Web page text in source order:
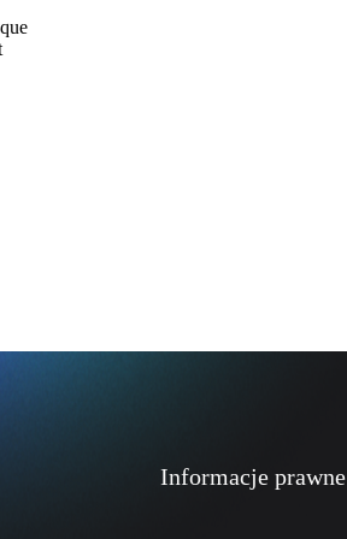
Informacje prawne